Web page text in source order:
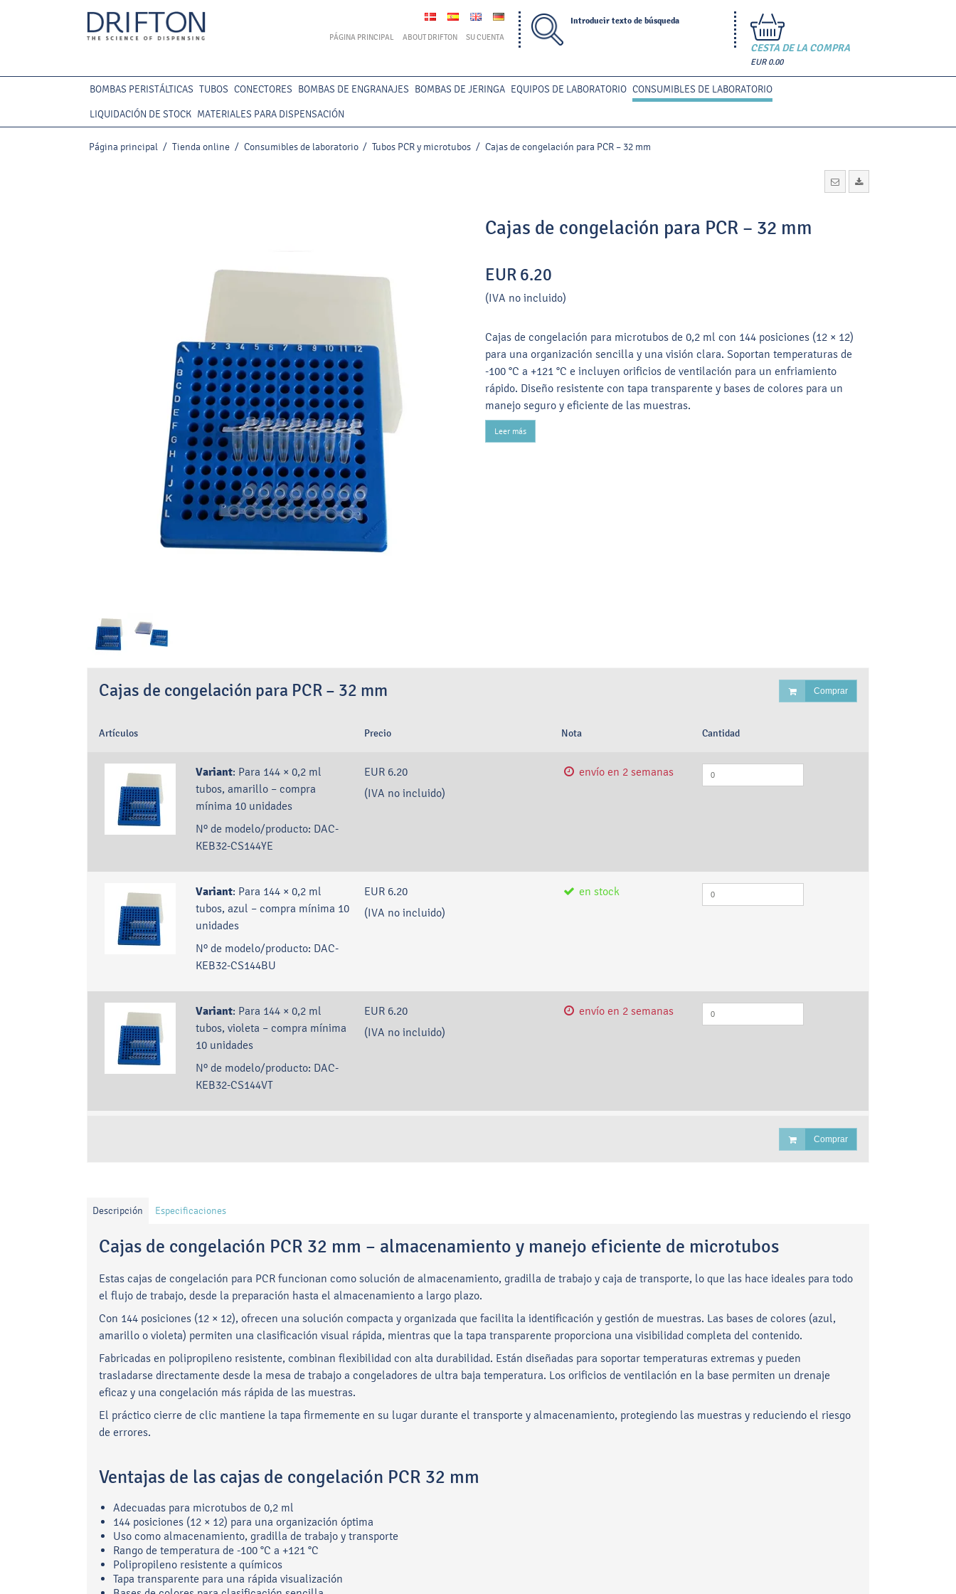
PÁGINA PRINCIPAL ABOUT DRIFTON SU CUENTA
Introducir texto de búsqueda
CESTA DE LA COMPRA
EUR 0.00
BOMBAS PERISTÁLTICAS TUBOS CONECTORES BOMBAS DE ENGRANAJES BOMBAS DE JERINGA EQUIPOS DE LABORATORIO CONSUMIBLES DE LABORATORIO
LIQUIDACIÓN DE STOCK MATERIALES PARA DISPENSACIÓN
Página principal / Tienda online / Consumibles de laboratorio / Tubos PCR y microtubos / Cajas de congelación para PCR – 32 mm
Cajas de congelación para PCR – 32 mm
EUR 6.20
(IVA no incluido)
Cajas de congelación para microtubos de 0,2 ml con 144 posiciones (12 × 12)
para una organización sencilla y una visión clara. Soportan temperaturas de
-100 °C a +121 °C e incluyen orificios de ventilación para un enfriamiento
rápido. Diseño resistente con tapa transparente y bases de colores para un
manejo seguro y eficiente de las muestras.
Leer más
Cajas de congelación para PCR – 32 mm Comprar
Artículos Precio Nota Cantidad
Variant: Para 144 × 0,2 ml
tubos, amarillo – compra
mínima 10 unidades
Nº de modelo/producto: DAC-
KEB32-CS144YE
EUR 6.20
(IVA no incluido)
envío en 2 semanas
Variant: Para 144 × 0,2 ml
tubos, azul – compra mínima 10
unidades
Nº de modelo/producto: DAC-
KEB32-CS144BU
EUR 6.20
(IVA no incluido)
en stock
Variant: Para 144 × 0,2 ml
tubos, violeta – compra mínima
10 unidades
Nº de modelo/producto: DAC-
KEB32-CS144VT
EUR 6.20
(IVA no incluido)
envío en 2 semanas
Comprar
Descripción Especificaciones
Cajas de congelación PCR 32 mm – almacenamiento y manejo eficiente de microtubos
Estas cajas de congelación para PCR funcionan como solución de almacenamiento, gradilla de trabajo y caja de transporte, lo que las hace ideales para todo
el flujo de trabajo, desde la preparación hasta el almacenamiento a largo plazo.
Con 144 posiciones (12 × 12), ofrecen una solución compacta y organizada que facilita la identificación y gestión de muestras. Las bases de colores (azul,
amarillo o violeta) permiten una clasificación visual rápida, mientras que la tapa transparente proporciona una visibilidad completa del contenido.
Fabricadas en polipropileno resistente, combinan flexibilidad con alta durabilidad. Están diseñadas para soportar temperaturas extremas y pueden
trasladarse directamente desde la mesa de trabajo a congeladores de ultra baja temperatura. Los orificios de ventilación en la base permiten un drenaje
eficaz y una congelación más rápida de las muestras.
El práctico cierre de clic mantiene la tapa firmemente en su lugar durante el transporte y almacenamiento, protegiendo las muestras y reduciendo el riesgo
de errores.
Ventajas de las cajas de congelación PCR 32 mm
Adecuadas para microtubos de 0,2 ml
144 posiciones (12 × 12) para una organización óptima
Uso como almacenamiento, gradilla de trabajo y transporte
Rango de temperatura de -100 °C a +121 °C
Polipropileno resistente a químicos
Tapa transparente para una rápida visualización